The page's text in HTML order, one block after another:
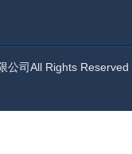
公司All Rights